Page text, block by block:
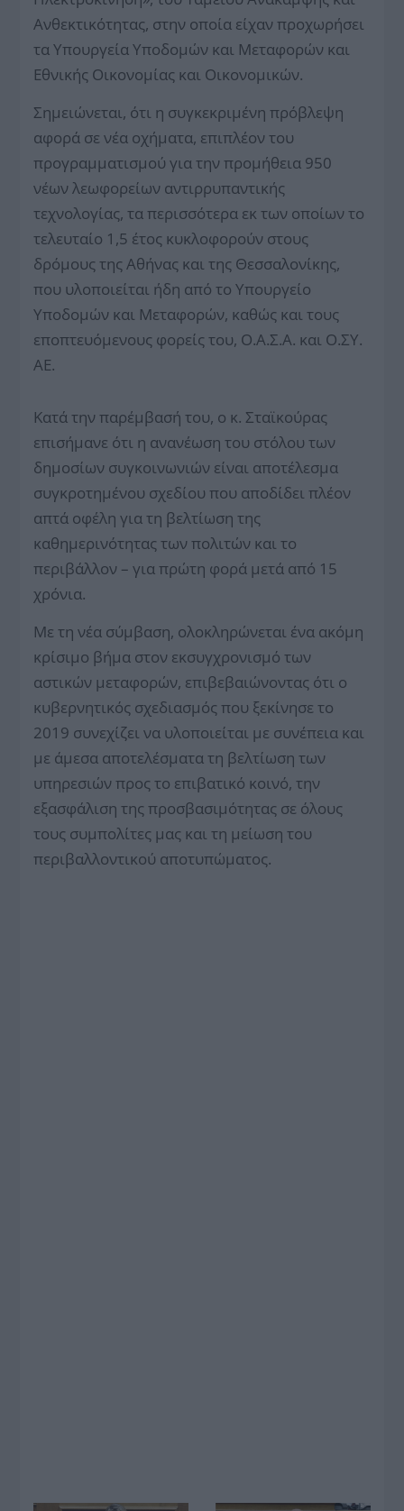
Ανθεκτικότητας, στην οποία είχαν προχωρήσει
τα Υπουργεία Υποδομών και Μεταφορών και
Εθνικής Οικονομίας και Οικονομικών.
Σημειώνεται, ότι η συγκεκριμένη πρόβλεψη
αφορά σε νέα οχήματα, επιπλέον του
προγραμματισμού για την προμήθεια 950
νέων λεωφορείων αντιρρυπαντικής
τεχνολογίας, τα περισσότερα εκ των οποίων το
τελευταίο 1,5 έτος κυκλοφορούν στους
δρόμους της Αθήνας και της Θεσσαλονίκης,
που υλοποιείται ήδη από το Υπουργείο
Υποδομών και Μεταφορών, καθώς και τους
εποπτευόμενους φορείς του, Ο.Α.Σ.Α. και Ο.ΣΥ.
ΑΕ.
Κατά την παρέμβασή του, ο κ. Σταϊκούρας
επισήμανε ότι η ανανέωση του στόλου των
δημοσίων συγκοινωνιών είναι αποτέλεσμα
συγκροτημένου σχεδίου που αποδίδει πλέον
απτά οφέλη για τη βελτίωση της
καθημερινότητας των πολιτών και το
περιβάλλον – για πρώτη φορά μετά από 15
χρόνια.
Με τη νέα σύμβαση, ολοκληρώνεται ένα ακόμη
κρίσιμο βήμα στον εκσυγχρονισμό των
αστικών μεταφορών, επιβεβαιώνοντας ότι ο
κυβερνητικός σχεδιασμός που ξεκίνησε το
2019 συνεχίζει να υλοποιείται με συνέπεια και
με άμεσα αποτελέσματα τη βελτίωση των
υπηρεσιών προς το επιβατικό κοινό, την
εξασφάλιση της προσβασιμότητας σε όλους
τους συμπολίτες μας και τη μείωση του
περιβαλλοντικού αποτυπώματος.